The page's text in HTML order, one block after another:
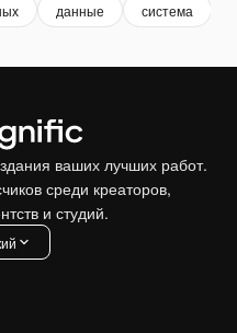
данные система
ваших лучших работ.
среди креаторов,
и студий.